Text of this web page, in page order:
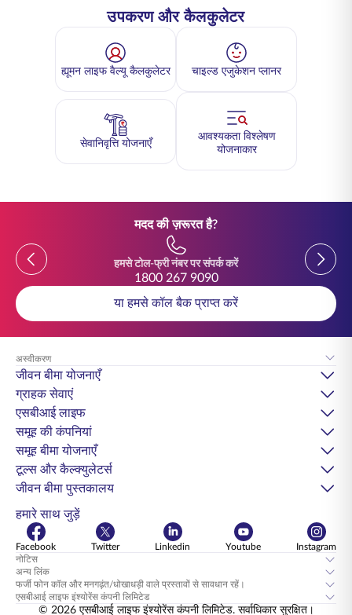
उपकरण और कैलकुलेटर
ह्यूमन लाइफ वैल्यू कैलकुलेटर चाइल्ड एजुकेशन प्लानर
सेवानिवृत्ति योजनाएँ
आवश्यकता विश्लेषण
योजनाकार
मदद की ज़रूरत है?
Previous
हमसे टोल-फ्री नंबर पर संपर्क करें
1800 267 9090
Previous
या हमसे कॉल बैक प्राप्त करें
अस्वीकरण
जीवन बीमा योजनाएँ
ग्राहक सेवाएं
एसबीआई लाइफ
समूह की कंपनियां
समूह बीमा योजनाएँ
टूल्स और कैल्क्युलेटर्स
जीवन बीमा पुस्तकालय
हमारे साथ जुड़ें
Facebook Twitter Linkedin Youtube
Instagram
नोटिस
अन्य लिंक
फर्जी फोन कॉल और मनगढ़ंत/धोखाधड़ी वाले प्रस्तावों से सावधान रहें।
एसबीआई लाइफ इंश्योरेंस कंपनी लिमिटेड
© 2026 एसबीआई लाइफ इंश्योरेंस कंपनी लिमिटेड. सर्वाधिकार सुरक्षित।